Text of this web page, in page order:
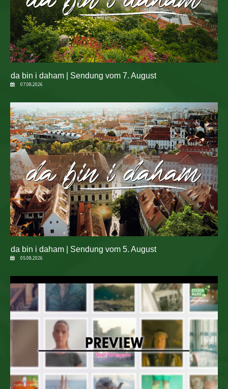
da bin i daham | Sendung vom 7. August
07.08.2026
da bin i daham | Sendung vom 5. August
05.08.2026